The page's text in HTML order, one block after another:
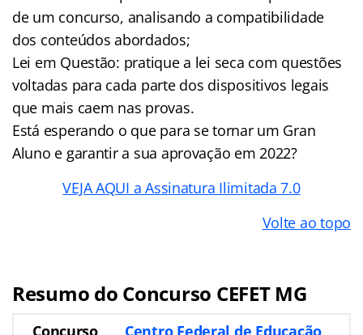
de um concurso, analisando a compatibilidade
dos conteúdos abordados;
Lei em Questão: pratique a lei seca com questões
voltadas para cada parte dos dispositivos legais
que mais caem nas provas.
Está esperando o que para se tornar um Gran
Aluno e garantir a sua aprovação em 2022?
VEJA AQUI a Assinatura Ilimitada 7.0
Volte ao topo
Resumo do Concurso CEFET MG
Concurso
Centro Federal de Educação